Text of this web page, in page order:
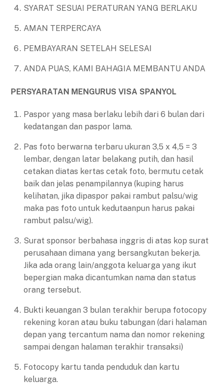
SYARAT SESUAI PERATURAN YANG BERLAKU
AMAN TERPERCAYA
PEMBAYARAN SETELAH SELESAI
ANDA PUAS, KAMI BAHAGIA MEMBANTU ANDA
PERSYARATAN MENGURUS VISA SPANYOL
Paspor yang masa berlaku lebih dari 6 bulan dari
kedatangan dan paspor lama.
Pas foto berwarna terbaru ukuran 3,5 x 4,5 = 3
lembar, dengan latar belakang putih, dan hasil
cetakan diatas kertas cetak foto, bermutu cetak
baik dan jelas penampilannya (kuping harus
kelihatan, jika dipaspor pakai rambut palsu/wig
maka pas foto untuk kedutaanpun harus pakai
rambut palsu/wig).
Surat sponsor berbahasa inggris di atas kop surat
perusahaan dimana yang bersangkutan bekerja.
Jika ada orang lain/anggota keluarga yang ikut
bepergian maka dicantumkan nama dan status
orang tersebut.
Bukti keuangan 3 bulan terakhir berupa fotocopy
rekening koran atau buku tabungan (dari halaman
depan yang tercantum nama dan nomor rekening
sampai dengan halaman terakhir transaksi)
Fotocopy kartu tanda penduduk dan kartu
keluarga.